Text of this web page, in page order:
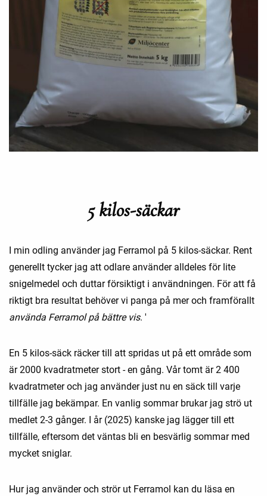
5 kilos-säckar
I min odling använder jag Ferramol på 5 kilos-säckar. Rent
generellt tycker jag att odlare använder alldeles för lite
snigelmedel och duttar försiktigt i användningen. För att få
riktigt bra resultat behöver vi panga på mer och framförallt
använda Ferramol på bättre vis. '
En 5 kilos-säck räcker till att spridas ut på ett område som
är 2000 kvadratmeter stort - en gång. Vår tomt är 2 400
kvadratmeter och jag använder just nu en säck till varje
tillfälle jag bekämpar. En vanlig sommar brukar jag strö ut
medlet 2-3 gånger. I år (2025) kanske jag lägger till ett
tillfälle, eftersom det väntas bli en besvärlig sommar med
mycket sniglar.
Hur jag använder och strör ut Ferramol kan du läsa en